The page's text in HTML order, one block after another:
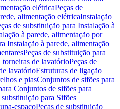
elétricaPeças de
alimentação elétricaInstalação
de substituição para Instalação à
à parede, alimentação por
Instalação à parede, alimentação
Peças de substituição para
torneiras de lavatórioPeças de
lavatórioEstruturas de ligação
e piasConjuntos de sifões para
Conjuntos de sifões para
substituição para Sifões
espaçoPeças de substituição